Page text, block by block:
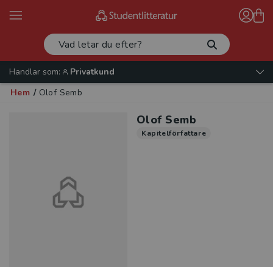
Handlar som:
Privatkund
Hem / Olof Semb
Olof Semb
Kapitelförfattare